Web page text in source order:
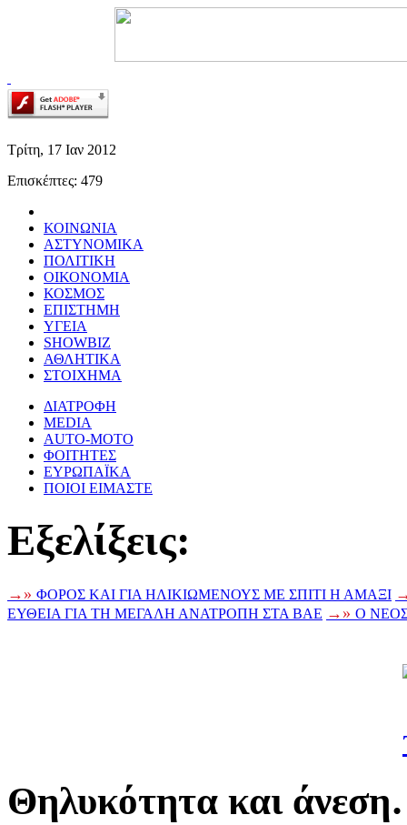
Τρίτη, 17 Ιαν 2012
Επισκέπτες: 479
ΚΟΙΝΩΝΙΑ
ΑΣΤΥΝΟΜΙΚΑ
ΠΟΛΙΤΙΚΗ
ΟΙΚΟΝΟΜΙΑ
ΚΟΣΜΟΣ
ΕΠΙΣΤΗΜΗ
ΥΓΕΙΑ
SHOWBIZ
ΑΘΛΗΤΙΚΑ
ΣΤΟΙΧΗΜΑ
ΔΙΑΤΡΟΦΗ
MEDIA
AUTO-MOTO
ΦΟΙΤΗΤΕΣ
ΕΥΡΩΠΑΪΚΑ
ΠΟΙΟΙ ΕΙΜΑΣΤΕ
Eξελίξεις:
→» ΦΟΡΟΣ ΚΑΙ ΓΙΑ ΗΛΙΚΙΩΜΕΝΟΥΣ ΜΕ ΣΠΙΤΙ Η ΑΜΑΞΙ
ΕΥΘΕΙΑ ΓΙΑ ΤΗ ΜΕΓΑΛΗ ΑΝΑΤΡΟΠΗ ΣΤΑ ΒΑΕ →» Ο
Θηλυκότητα και